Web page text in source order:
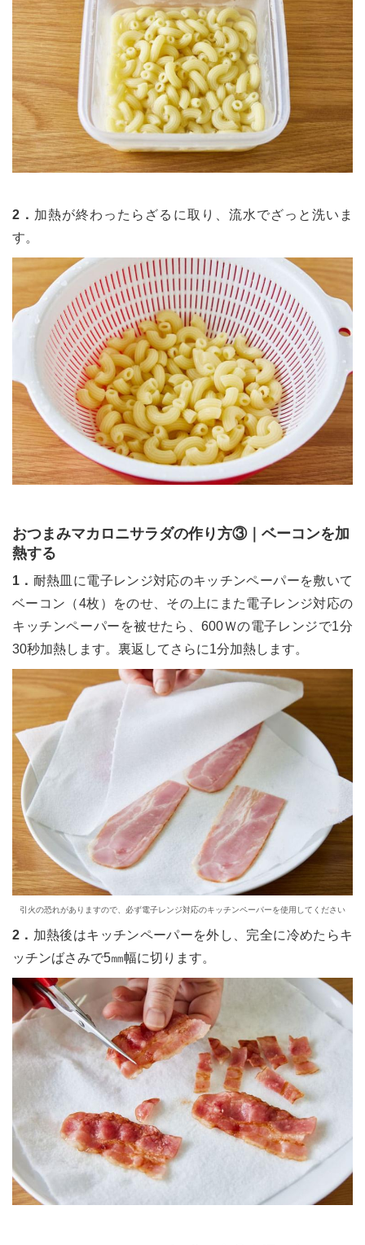
2． 加熱が終わったらざるに取り、流水でざっと洗いま
す。
おつまみマカロニサラダの作り方③｜ベーコンを加
熱する
1． 耐熱皿に電子レンジ対応のキッチンペーパーを敷いて
ベーコン（4枚）をのせ、その上にまた電子レンジ対応の
キッチンペーパーを被せたら、600Ｗの電子レンジで1分
30秒加熱します。裏返してさらに1分加熱します。
引火の恐れがありますので、必ず電子レンジ対応のキッチンペーパーを使用してください
2． 加熱後はキッチンペーパーを外し、完全に冷めたらキ
ッチンばさみで5㎜幅に切ります。